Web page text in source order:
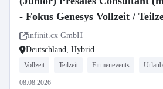
- Fokus Genesys Vollzeit /
infinit.cx GmbH
Deutschland, Hybrid
Vollzeit Teilzeit Firmenevents
08.08.2026